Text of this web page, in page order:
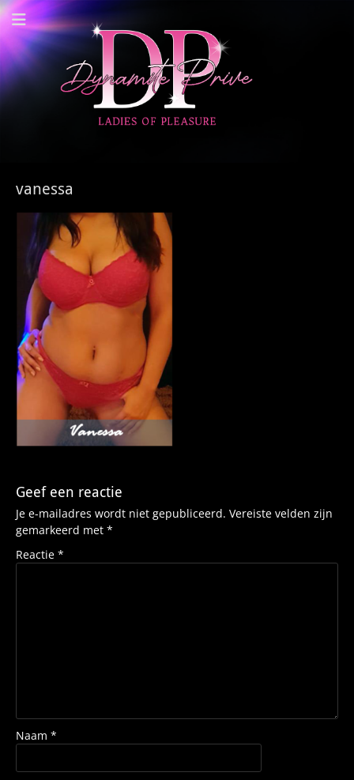
Dynamite Prive -
Privehuis Nieuwegein
vanessa
Geef een reactie
Je e-mailadres wordt niet gepubliceerd. Vereiste velden zijn
gemarkeerd met *
Reactie *
Naam *